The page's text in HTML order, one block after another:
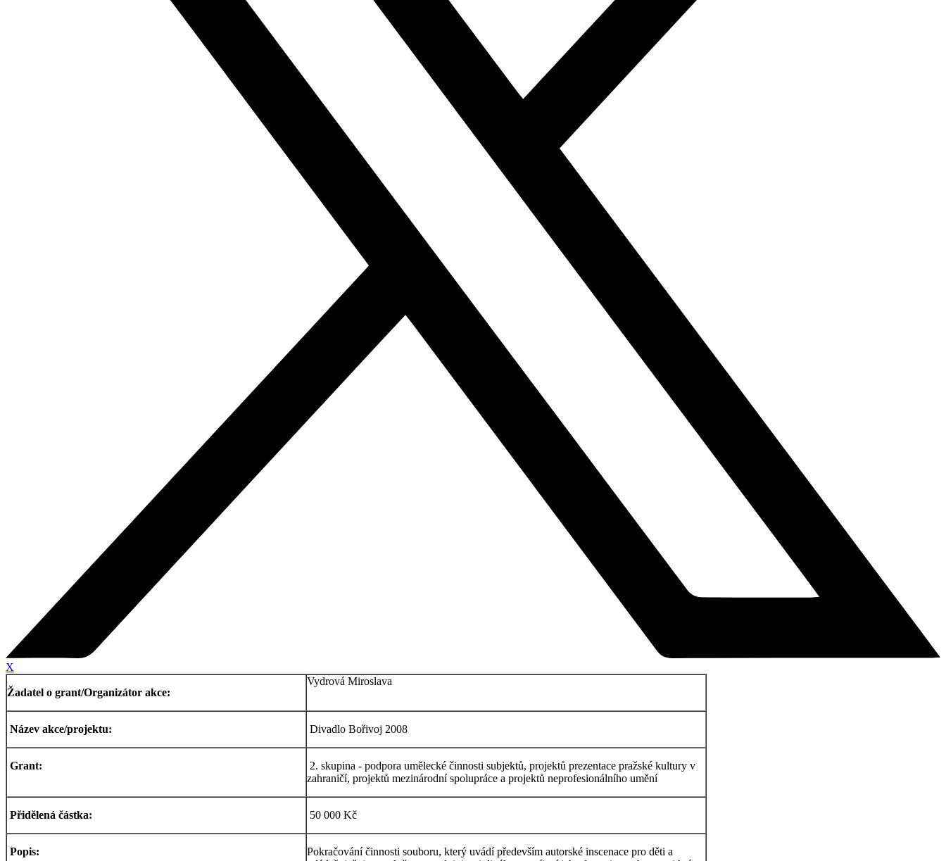
X
Žadatel o grant/Organizátor akce:
Vydrová Miroslava
Název akce/projektu: Divadlo Bořivoj 2008
Grant:
2. skupina - podpora umělecké činnosti subjektů, projektů prezentace pražské kultury v
zahraničí, projektů mezinárodní spolupráce a projektů neprofesionálního umění
Přidělená částka: 50 000 Kč
Popis:
Pokračování činnosti souboru, který uvádí především autorské inscenace pro děti a